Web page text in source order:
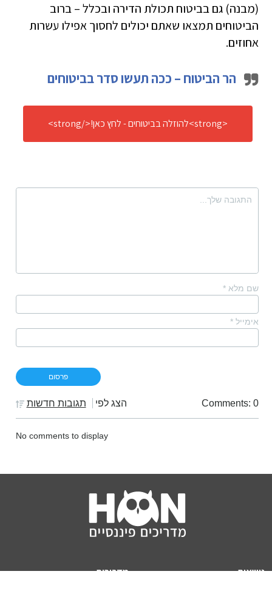
(מבנה) גם בביטוח תכולת הדירה ובכלל – ברוב
הביטוחים תמצאו שאתם יכולים לחסוך אפילו עשרות
אחוזים.
הר הביטוח – ככה תעשו סדר בביטוחים
<strong>להוזלה בביטוחים - לחץ כאן!</strong>
שם מלא *
אימייל *
Comments: 0 הצג לפי תגובות חדשות
No comments to display
נושאים
מדריכים